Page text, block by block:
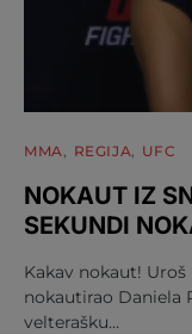
MMA REGIJA UFC
NOKAUT IZ
SEKUNDI
Kakav nokaut!
nokautirao Daniela
velterašku…